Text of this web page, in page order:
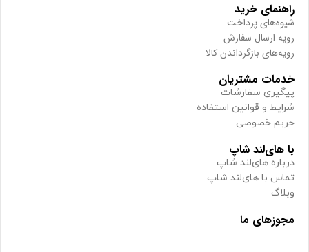
راهنمای خرید
شیوه‌های پرداخت
رویه ارسال سفارش
رویه‌های بازگرداندن کالا
خدمات مشتریان
پیگیری سفارشات
شرایط و قوانین استفاده
حریم خصوصی
با های‌لند شاپ
درباره های‌لند شاپ
تماس با های‌لند شاپ
وبلاگ
مجوزهای ما